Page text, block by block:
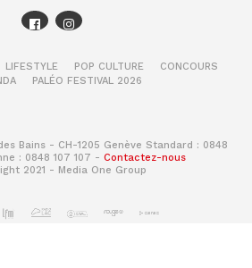
LIFESTYLE POP CULTURE
CONCOURS
PALÉO FESTIVAL 2026
Bains - CH-1205 Genève Standard : 0848
: 0848 107 107 - Contactez-nous
2021 - Media One Group